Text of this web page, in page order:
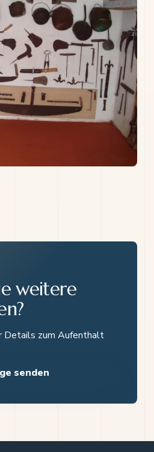
weitere
Details zum Aufenthalt
senden